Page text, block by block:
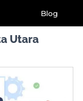
Blog
Utara